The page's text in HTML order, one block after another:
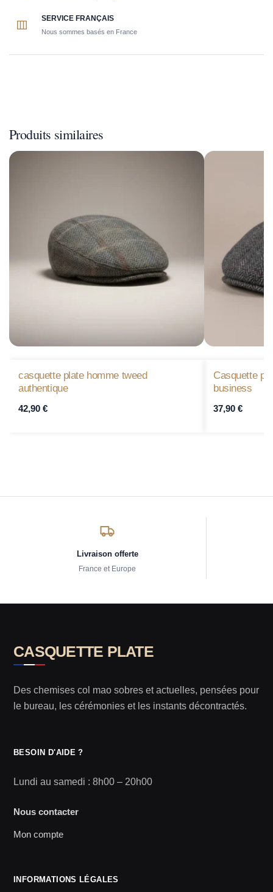
SERVICE FRANÇAIS
Nous sommes basés en France
Produits similaires
casquette plate homme tweed
authentique
42,90 €
Casquette
business
37,90 €
Livraison offerte
France et Europe
CASQUETTE PLATE
Des chemises col mao sobres et actuelles, pensées pour
le bureau, les cérémonies et les instants décontractés.
BESOIN D'AIDE ?
Lundi au samedi : 8h00 – 20h00
Nous contacter
Mon compte
INFORMATIONS LÉGALES